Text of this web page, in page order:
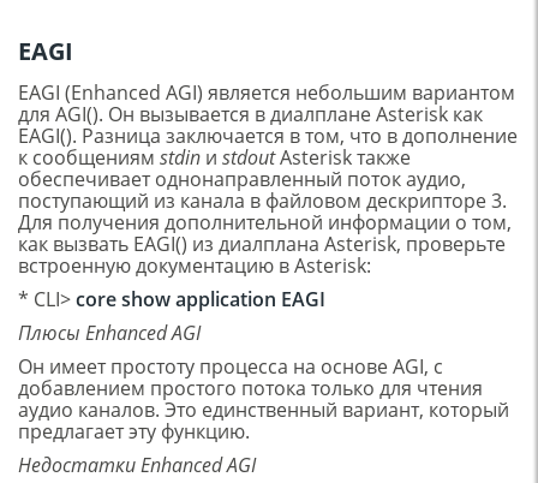
EAGI
EAGI (Enhanced AGI) является небольшим вариантом
для AGI(). Он вызывается в диалплане Asterisk как
EAGI(). Разница заключается в том, что в дополнение
к сообщениям stdin и stdoutAsterisk также
обеспечивает однонаправленный поток аудио,
поступающий из канала в файловом дескрипторе 3.
Для получения дополнительной информации о том,
как вызвать EAGI() из диалплана Asterisk, проверьте
встроенную документацию в Asterisk:
* CLI>core showapplication EAGI
Плюсы Enhanced AGI
Он имеет простоту процесса на основе AGI, с
добавлением простого потока только для чтения
аудио каналов. Это единственный вариант, который
предлагает эту функцию.
Недостатки Enhanced AGI